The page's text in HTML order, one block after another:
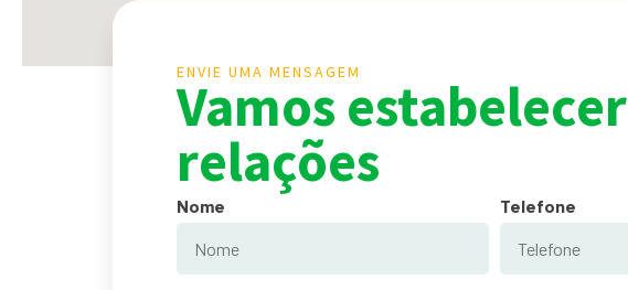
ENVIE UMA MENSAGEM
Vamos estabelecer
relações
Nome Telefone